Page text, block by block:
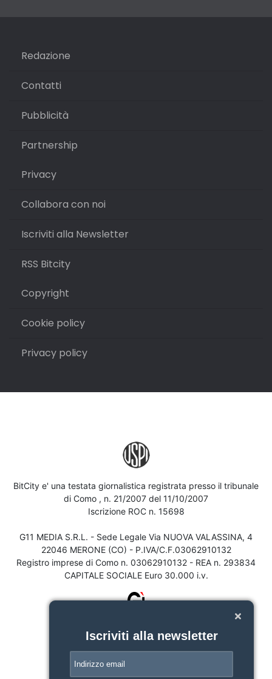
Redazione
Contatti
Pubblicità
Partnership
Privacy
Collabora con noi
Iscriviti alla Newsletter
RSS Bitcity
Copyright
Cookie policy
Privacy policy
BitCity e' una testata giornalistica registrata presso il tribunale
di Como , n. 21/2007 del 11/10/2007
Iscrizione ROC n. 15698
G11 MEDIA S.R.L. - Sede Legale Via NUOVA VALASSINA, 4
22046 MERONE (CO) - P.IVA/C.F.03062910132
Registro imprese di Como n. 03062910132 - REA n. 293834
CAPITALE SOCIALE Euro 30.000 i.v.
Iscriviti alla newsletter